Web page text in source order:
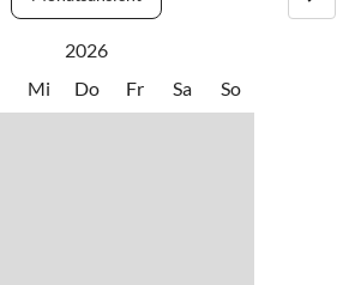
2026
Mi Do Fr Sa So